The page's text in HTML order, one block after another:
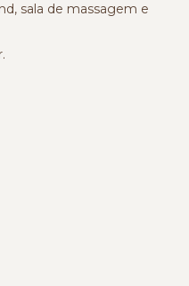
sala de massagem e